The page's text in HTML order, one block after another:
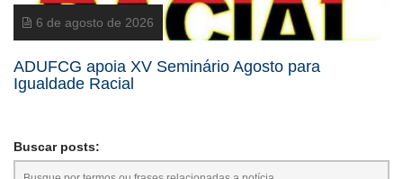
6 de agosto de 2026
ADUFCG apoia XV Seminário Agosto para
Igualdade Racial
Buscar posts: